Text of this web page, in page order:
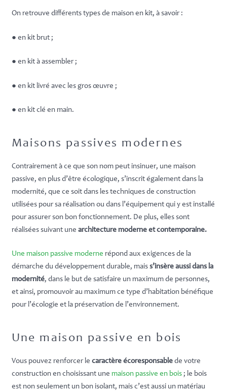
On retrouve différents types de maison en kit, à savoir :
● en kit brut ;
● en kit à assembler ;
● en kit livré avec les gros œuvre ;
● en kit clé en main.
Maisons passives modernes
Contrairement à ce que son nom peut insinuer, une maison
passive, en plus d’être écologique, s’inscrit également dans la
modernité, que ce soit dans les techniques de construction
utilisées pour sa réalisation ou dans l’équipement qui y est installé
pour assurer son bon fonctionnement. De plus, elles sont
réalisées suivant une architecture moderne et contemporaine.
Une maison passive moderne répond aux exigences de la
démarche du développement durable, mais s’insère aussi dans la
modernité, dans le but de satisfaire un maximum de personnes,
et ainsi, promouvoir au maximum ce type d’habitation bénéfique
pour l’écologie et la préservation de l’environnement.
Une maison passive en bois
Vous pouvez renforcer le caractère écoresponsablede votre
construction en choisissant une maison passive en bois; le bois
est non seulement un bon isolant, mais c’est aussi un matériau